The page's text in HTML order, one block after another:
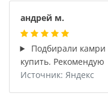
андрей м.
Подбирали
купить. Рекомендую
Источник: Яндекс